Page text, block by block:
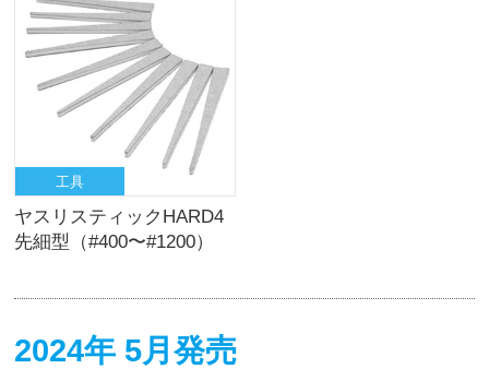
工具
ヤスリスティックHARD4
先細型（#400〜#1200）
2024年 5月発売